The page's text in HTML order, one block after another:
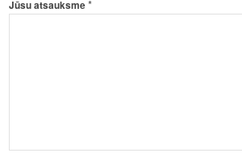
Jūsu atsauksme*